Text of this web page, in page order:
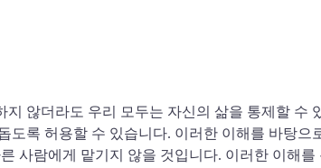
않더라도 우리 모두는 자신의 삶을 통제할 수
록 허용할 수 있습니다. 이러한 이해를 바탕
사람에게 맡기지 않을 것입니다. 이러한 이해